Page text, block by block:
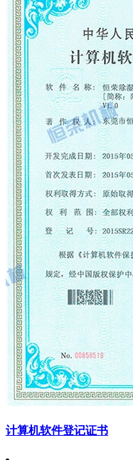
计算机软件登记证书